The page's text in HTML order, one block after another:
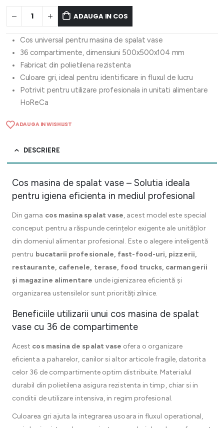
ADAUGA IN COS
Cos universal pentru masina de spalat vase
36 compartimente, dimensiuni 500x500x104 mm
Fabricat din polietilena rezistenta
Culoare gri, ideal pentru identificare in fluxul de lucru
Potrivit pentru utilizare profesionala in unitati alimentare
HoReCa
ADAUGA IN WISHLIST
DESCRIERE
Cos masina de spalat vase – Solutia ideala
pentru igiena eficienta in mediul profesional
Din gama cos masina spalat vase, acest model este special
conceput pentru a răspunde cerințelor exigente ale unităților
din domeniul alimentar profesional. Este o alegere inteligentă
pentru bucatarii profesionale, fast-food-uri, pizzerii,
restaurante, cafenele, terase, food trucks, carmangerii
și magazine alimentare unde igienizarea eficientă și
organizarea ustensilelor sunt priorități zilnice.
Beneficiile utilizarii unui cos masina de spalat
vase cu 36 de compartimente
Acest cos masina de spalat vase ofera o organizare
eficienta a paharelor, canilor si altor articole fragile, datorita
celor 36 de compartimente optim distribuite. Materialul
durabil din polietilena asigura rezistenta in timp, chiar si in
conditii de utilizare intensiva, in regim profesional.
Culoarea gri ajuta la integrarea usoara in fluxul operational,